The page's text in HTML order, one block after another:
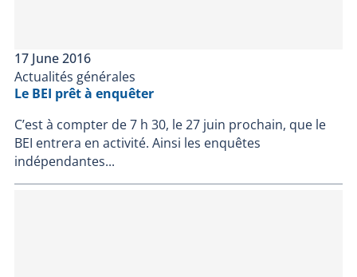
17 June 2016
Actualités générales
Le BEI prêt à enquêter
C’est à compter de 7 h 30, le 27 juin prochain, que le
BEI entrera en activité. Ainsi les enquêtes
indépendantes...